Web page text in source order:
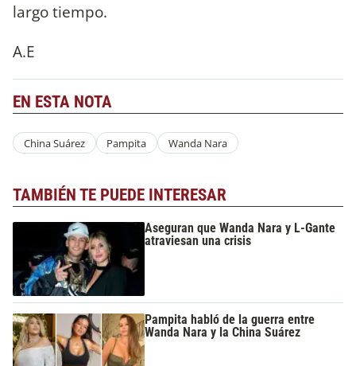
largo tiempo.
A.E
EN ESTA NOTA
China Suárez Pampita Wanda Nara
TAMBIÉN TE PUEDE INTERESAR
Aseguran que Wanda Nara y L-Gante
atraviesan una crisis
Pampita habló de la guerra entre
Wanda Nara y la China Suárez